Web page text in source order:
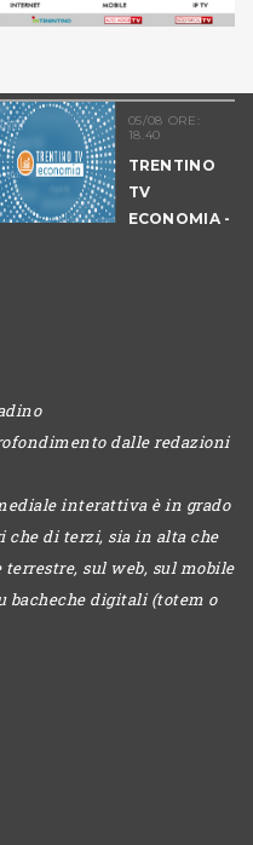
05/08 ORE:
18.40
TRENTINO
TV
ECONOMIA -
dalle redazioni
interattiva è in grado
di terzi, sia in alta che
sul web, sul mobile
bacheche digitali (totem o